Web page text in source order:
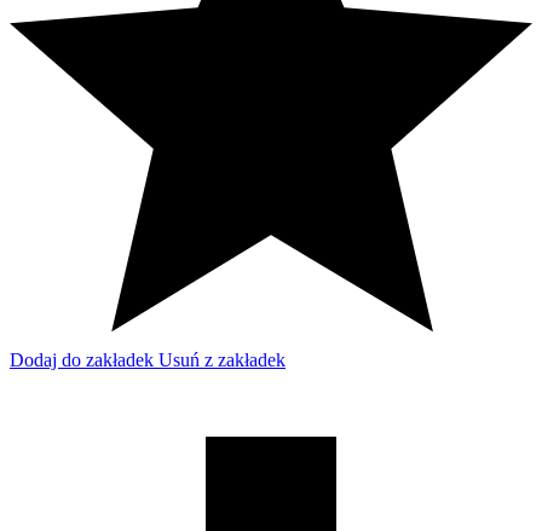
Dodaj do zakładek Usuń z zakładek